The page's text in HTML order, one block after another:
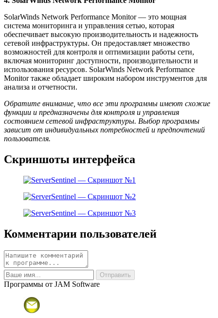
SolarWinds Network Performance Monitor — это мощная
система мониторинга и управления сетью, которая
обеспечивает высокую производительность и надежность
сетевой инфраструктуры. Он предоставляет множество
возможностей для контроля и оптимизации работы сети,
включая мониторинг доступности, производительности и
использования ресурсов. SolarWinds Network Performance
Monitor также обладает широким набором инструментов для
анализа и отчетности.
Обратите внимание, что все эти программы имеют схожие
функции и предназначены для контроля и управления
состоянием сетевой инфраструктуры. Выбор программы
зависит от индивидуальных потребностей и предпочтений
пользователя.
Скриншоты интерфейса
Комментарии пользователей
Программы от JAM Software